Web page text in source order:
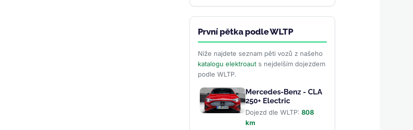
ledna předala zákazníkům...>>
První pětka podle WLTP
Níže najdete seznam pěti vozů z našeho
katalogu elektroauts nejdelším dojezdem
podle WLTP.
Mercedes-Benz - CLA
250+ Electric
Dojezd dle WLTP: 808
km